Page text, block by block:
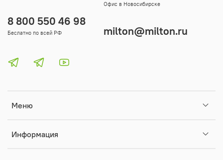
Меню
Информация
8 800 550 46 98
Беслатно по всей РФ
Офис в Новосибирске
milton@milton.ru